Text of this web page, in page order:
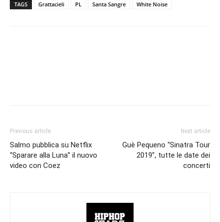
TAGS Grattacieli PL Santa Sangre White Noise
Previous article
Salmo pubblica su Netflix
“Sparare alla Luna” il nuovo
video con Coez
Next article
Guè Pequeno “Sinatra Tour
2019”, tutte le date dei
concerti